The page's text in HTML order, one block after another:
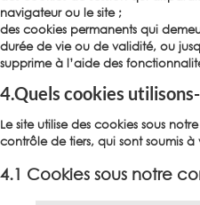
navigateur ou le site ;
des cookies permanents qui
durée de vie ou de validité, ou
supprime à l’aide des
4.Quels cookies
Le site utilise des cookies sous
contrôle de tiers, qui sont soumis
4.1 Cookies sous notre